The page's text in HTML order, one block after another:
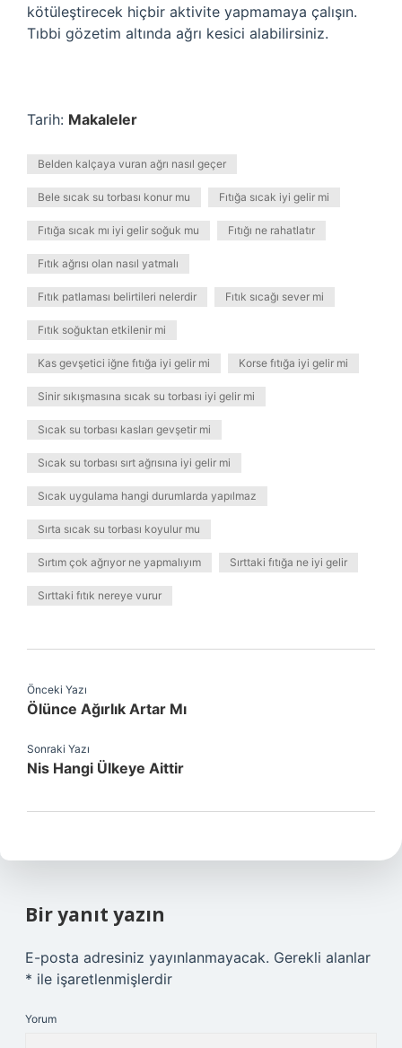
kötüleştirecek hiçbir aktivite yapmamaya çalışın.
Tıbbi gözetim altında ağrı kesici alabilirsiniz.
Tarih: Makaleler
Belden kalçaya vuran ağrı nasıl geçer
Bele sıcak su torbası konur mu Fıtığa sıcak iyi gelir mi
Fıtığa sıcak mı iyi gelir soğuk mu Fıtığı ne rahatlatır
Fıtık ağrısı olan nasıl yatmalı
Fıtık patlaması belirtileri nelerdir Fıtık sıcağı sever mi
Fıtık soğuktan etkilenir mi
Kas gevşetici iğne fıtığa iyi gelir mi Korse fıtığa iyi gelir mi
Sinir sıkışmasına sıcak su torbası iyi gelir mi
Sıcak su torbası kasları gevşetir mi
Sıcak su torbası sırt ağrısına iyi gelir mi
Sıcak uygulama hangi durumlarda yapılmaz
Sırta sıcak su torbası koyulur mu
Sırtım çok ağrıyor ne yapmalıyım Sırttaki fıtığa ne iyi gelir
Sırttaki fıtık nereye vurur
Önceki Yazı
Ölünce Ağırlık Artar Mı
Sonraki Yazı
Nis Hangi Ülkeye Aittir
Bir yanıt yazın
E-posta adresiniz yayınlanmayacak. Gerekli alanlar
* ile işaretlenmişlerdir
Yorum